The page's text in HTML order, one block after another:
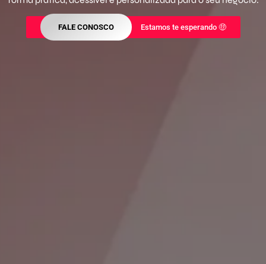
FALE CONOSCO Estamos te esperando 🤑